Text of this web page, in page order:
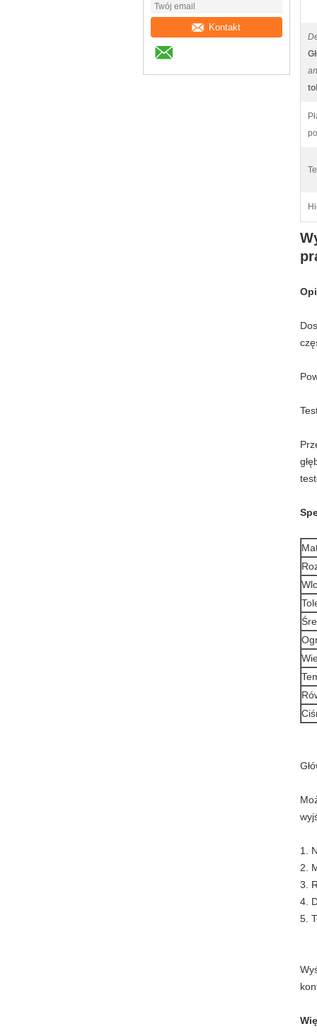
Kontakt
1.
2.
3.
4.
5.